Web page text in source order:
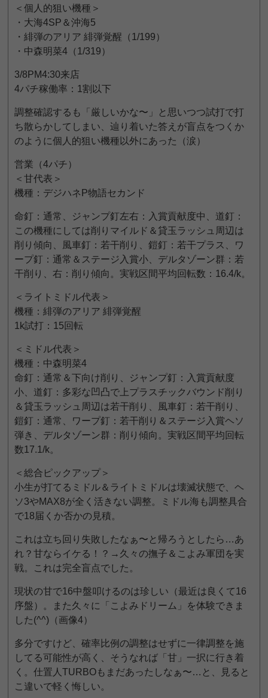
＜個人的狙い機種＞
・大海4SP＆沖海5
・緋弾のアリア 緋弾覚醒（1/199）
・中森明菜4（1/319）
3/8PM4:30来店
4パチ稼働率：1割以下
調整確認するも「厳しいかな〜」と思いつつ試打で打
ち散らかしてしまい、辿り着いた答えが盲点をつくか
のように個人的狙い機種以外にあった（涙）
営業（4パチ）
＜甘代表＞
機種：デジハネP物語セカンド
命釘：通常、ジャンプ釘左右：入賞貢献度中、道釘：
この機種にしては削りマイルド＆貸玉ラッシュ周辺は
削り傾向、風車釘：若干削り、鎧釘：若干プラス、ワ
ープ釘：通常＆ステージ入賞小、デルタゾーン群：若
干削り、右：削り傾向。実戦区間平均回転数：16.4/k。
＜ライトミドル代表＞
機種：緋弾のアリア 緋弾覚醒
1k試打：15回転
＜ミドル代表＞
機種：中森明菜4
命釘：通常＆下向け削り、ジャンプ釘：入賞貢献度
小、道釘：多彩な凹凸で上プラスチックバウンド削り
＆貸玉ラッシュ周辺は若干削り、風車釘：若干削り、
鎧釘：通常、ワープ釘：若干削り＆ステージ入賞ヘソ
弾き、デルタゾーン群：削り傾向。実戦区間平均回転
数17.1/k。
＜総合ピックアップ＞
小生が打てるミドル＆ライトミドルは壊滅状態で、ヘ
ソ3やMAX8が全く活きない調整。ミドル海も調整具合
で18届くか否かの見積。
これは立ち回り失敗したなぁ〜と帰ろうとしたら…あ
れ？甘ならイケる！？→久々の撫子＆こよみ軍団を実
戦。これは完全盲点でした。
現状の甘で16中盤叩けるのは珍しい（最近は良くて16
序盤）。また久々に「こよみドリーム」を体験できま
した(^^)（画像4）
多分ですけど、確率比例の調整はせずに一律調整を施
してる可能性が高く、そうなれば「甘」一択に行き着
く。仕置人TURBOもまだあったしなぁ〜…と、見ると
こ違いで軽く悔しい。